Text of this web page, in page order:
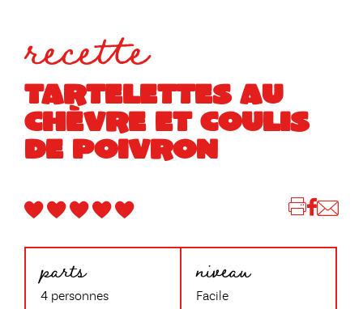
recette
TARTELETTES AU
CHÈVRE ET COULIS
DE POIVRON
parts
4 personnes
niveau
Facile